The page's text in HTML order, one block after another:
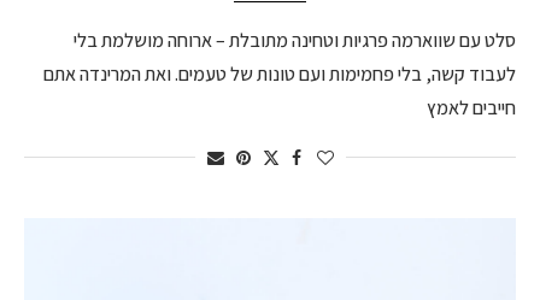
סלט עם שווארמה פרגיות וטחינה מתובלת – ארוחה מושלמת בלי
לעבוד קשה, בלי פחמימות ועם טונות של טעמים. ואת המרינדה אתם
חייבים לאמץ